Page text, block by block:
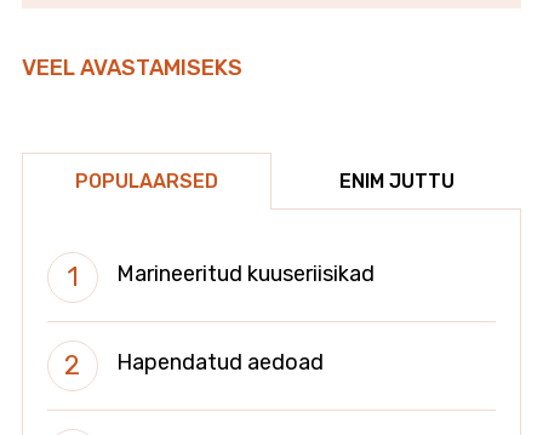
VEEL AVASTAMISEKS
POPULAARSED ENIM JUTTU
Marineeritud kuuseriisikad
Hapendatud aedoad